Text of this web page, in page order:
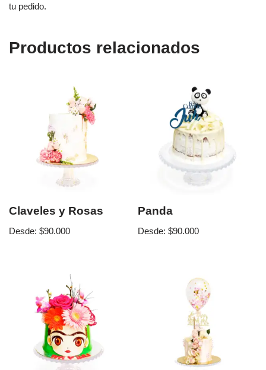
tu pedido.
Productos relacionados
Claveles y Rosas
Desde: $90.000
Panda
Desde:$90.000